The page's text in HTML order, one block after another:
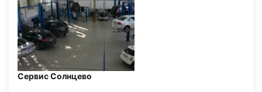
Сервис Солнцево